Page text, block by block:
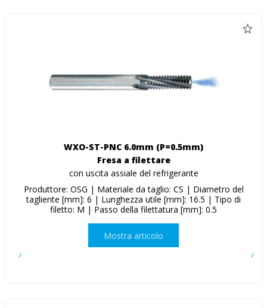
WXO-ST-PNC 6.0mm (P=0.5mm)
Fresa a filettare
con uscita assiale del refrigerante
Produttore: OSG | Materiale da taglio: CS | Diametro del
tagliente [mm]: 6 | Lunghezza utile [mm]: 16.5 | Tipo di
filetto: M | Passo della filettatura [mm]: 0.5
Mostra articolo